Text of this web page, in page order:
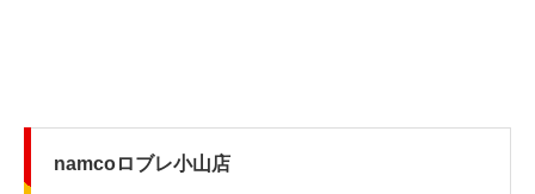
namcoロブレ小山店